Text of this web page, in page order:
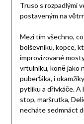
Truso s rozpadlými
postaveným na
Mezi tím všechno,
bolševníku, kopce,
improvizované
vrtulníku, koně jako
puberťáka, i
pytlíku a dřívkáče. A
stop, maršrutka,
necháte sedmnáct